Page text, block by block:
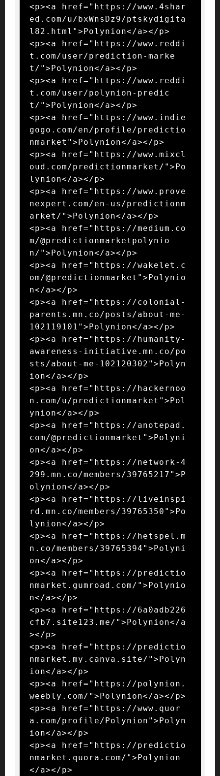
<p><a href="https://www.4shar
ed.com/u/bxWnsDz9/ptskydigita
l82.html">Polynion</a></p>
<p><a href="https://www.reddi
t.com/user/prediction-marke
t/">Polynion</a></p>
<p><a href="https://www.reddi
t.com/user/polynion-predic
t/">Polynion</a></p>
<p><a href="https://www.indie
gogo.com/en/profile/predictio
nmarket">Polynion</a></p>
<p><a href="https://www.mixcl
oud.com/predictionmarket/">Po
lynion</a></p>
<p><a href="https://www.prove
nexpert.com/en-us/predictionm
arket/">Polynion</a></p>
<p><a href="https://medium.co
m/@predictionmarketpolynio
n/">Polynion</a></p>
<p><a href="https://wakelet.c
om/@predictionmarket">Polynio
n</a></p>
<p><a href="https://colonial-
parents.mn.co/posts/about-me-
102119101">Polynion</a></p>
<p><a href="https://humanity-
awareness-initiative.mn.co/po
sts/about-me-102120302">Polyn
ion</a></p>
<p><a href="https://hackernoo
n.com/u/predictionmarket">Pol
ynion</a></p>
<p><a href="https://anotepad.
com/@predictionmarket">Polyni
on</a></p>
<p><a href="https://network-4
299.mn.co/members/39765217">P
olynion</a></p>
<p><a href="https://liveinspi
rd.mn.co/members/39765350">Po
lynion</a></p>
<p><a href="https://hetspel.m
n.co/members/39765394">Polyni
on</a></p>
<p><a href="https://predictio
nmarket.gumroad.com/">Polynio
n</a></p>
<p><a href="https://6a0adb226
cfb7.site123.me/">Polynion</a
></p>
<p><a href="https://predictio
nmarket.my.canva.site/">Polyn
ion</a></p>
<p><a href="https://polynion.
weebly.com/">Polynion</a></p>
<p><a href="https://www.quor
a.com/profile/Polynion">Polyn
ion</a></p>
<p><a href="https://predictio
nmarket.quora.com/">Polynion
</a></p>